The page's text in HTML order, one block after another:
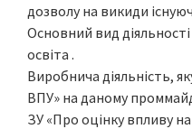
дозволу на викиди
Основний вид
освіта .
Виробнича діяльність,
ВПУ» на даному
ЗУ «Про оцінку впливу на